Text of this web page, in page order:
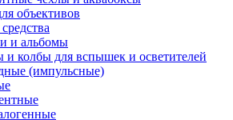
объективов
и альбомы
и колбы для вспышек и осветителей
(импульсные)